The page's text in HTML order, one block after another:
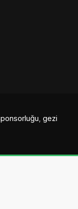
, gezi